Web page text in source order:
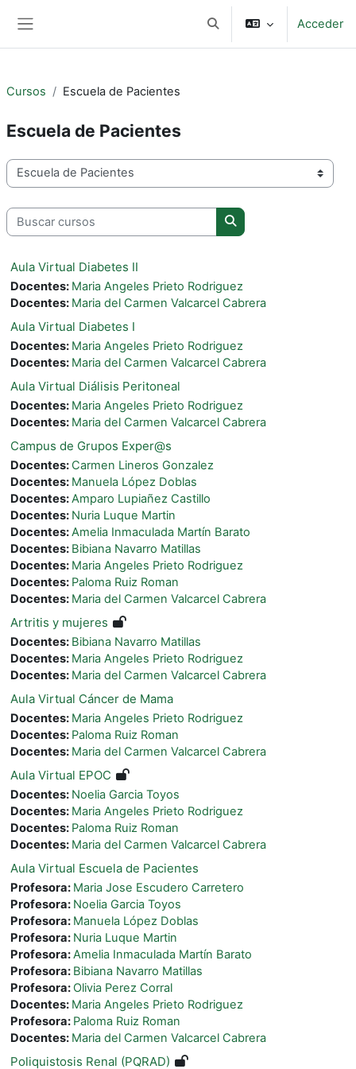
Selector de búsqueda de
Acceder
Cursos Escuela de Pacientes
Escuela de Pacientes
Categorías
Buscar cursos
Buscar cursos
Aula Virtual Diabetes II
Docentes: Maria Angeles Prieto Rodriguez
Docentes: Maria del Carmen Valcarcel Cabrera
Aula Virtual Diabetes I
Docentes: Maria Angeles Prieto Rodriguez
Docentes: Maria del Carmen Valcarcel Cabrera
Aula Virtual Diálisis Peritoneal
Docentes: Maria Angeles Prieto Rodriguez
Docentes: Maria del Carmen Valcarcel Cabrera
Campus de Grupos Exper@s
Docentes: Carmen Lineros Gonzalez
Docentes: Manuela López Doblas
Docentes:Amparo Lupiañez Castillo
Docentes: Nuria Luque Martin
Docentes:Amelia Inmaculada Martín Barato
Docentes: Bibiana Navarro Matillas
Docentes: Maria Angeles Prieto Rodriguez
Docentes: Paloma Ruiz Roman
Docentes: Maria del Carmen Valcarcel Cabrera
Artritis y mujeres
Docentes: Bibiana Navarro Matillas
Docentes: Maria Angeles Prieto Rodriguez
Docentes: Maria del Carmen Valcarcel Cabrera
Aula Virtual Cáncer de Mama
Docentes: Maria Angeles Prieto Rodriguez
Docentes: Paloma Ruiz Roman
Docentes: Maria del Carmen Valcarcel Cabrera
Aula Virtual EPOC
Docentes: Noelia Garcia Toyos
Docentes: Maria Angeles Prieto Rodriguez
Docentes: Paloma Ruiz Roman
Docentes: Maria del Carmen Valcarcel Cabrera
Aula Virtual Escuela de Pacientes
Profesora: Maria Jose Escudero Carretero
Profesora: Noelia Garcia Toyos
Profesora: Manuela López Doblas
Profesora: Nuria Luque Martin
Profesora:Amelia Inmaculada Martín Barato
Profesora: Bibiana Navarro Matillas
Profesora: Olivia Perez Corral
Docentes: Maria Angeles Prieto Rodriguez
Profesora: Paloma Ruiz Roman
Docentes: Maria del Carmen Valcarcel Cabrera
Poliquistosis Renal (PQRAD)